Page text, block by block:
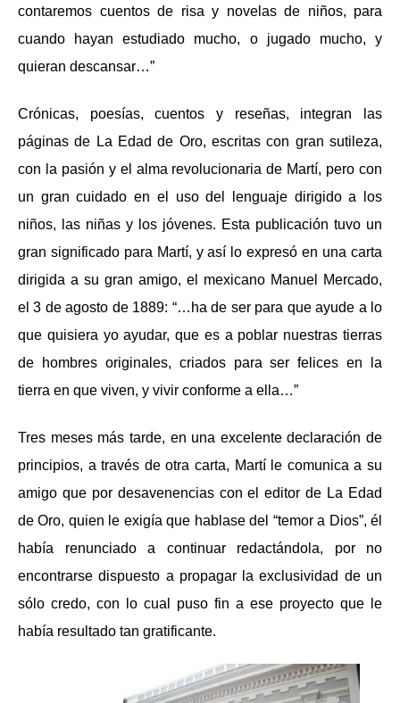
contaremos cuentos de risa y novelas de niños, para
cuando hayan estudiado mucho, o jugado mucho, y
quieran descansar…”
Crónicas, poesías, cuentos y reseñas, integran las
páginas de La Edad de Oro, escritas con gran sutileza,
con la pasión y el alma revolucionaria de Martí, pero con
un gran cuidado en el uso del lenguaje dirigido a los
niños, las niñas y los jóvenes. Esta publicación tuvo un
gran significado para Martí, y así lo expresó en una carta
dirigida a su gran amigo, el mexicano Manuel Mercado,
el 3 de agosto de 1889: “…ha de ser para que ayude a lo
que quisiera yo ayudar, que es a poblar nuestras tierras
de hombres originales, criados para ser felices en la
tierra en que viven, y vivir conforme a ella…”
Tres meses más tarde, en una excelente declaración de
principios, a través de otra carta, Martí le comunica a su
amigo que por desavenencias con el editor de La Edad
de Oro, quien le exigía que hablase del “temor a Dios”, él
había renunciado a continuar redactándola, por no
encontrarse dispuesto a propagar la exclusividad de un
sólo credo, con lo cual puso fin a ese proyecto que le
había resultado tan gratificante.